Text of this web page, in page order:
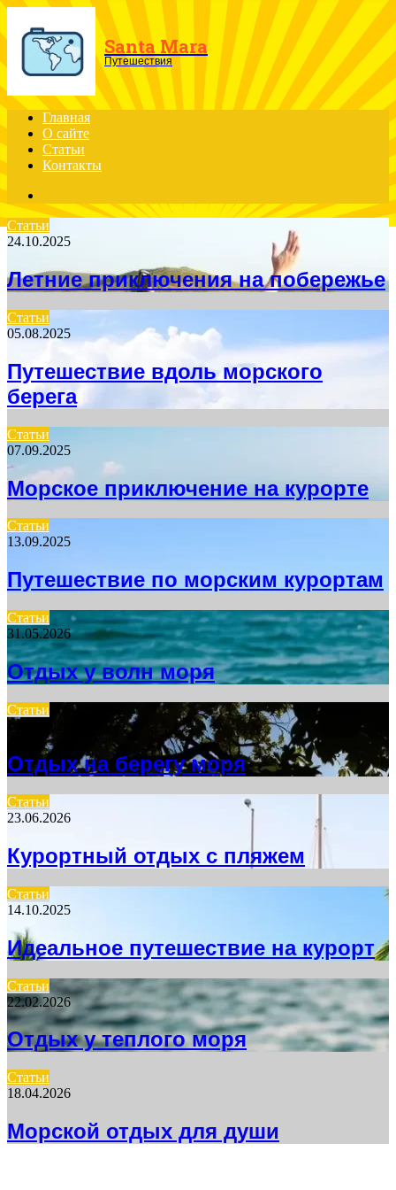
Menu
Santa Mara
Путешествия
Главная
О сайте
Статьи
Контакты
for
Статьи
24.10.2025
Летние приключения на побережье
Статьи
05.08.2025
Путешествие вдоль морского
берега
Статьи
07.09.2025
Морское приключение на курорте
Статьи
13.09.2025
Путешествие по морским курортам
Статьи
31.05.2026
Отдых у волн моря
Статьи
12.07.2026
Отдых на берегу моря
Статьи
23.06.2026
Курортный отдых с пляжем
Статьи
14.10.2025
Идеальное путешествие на курорт
Статьи
22.02.2026
Отдых у теплого моря
Статьи
18.04.2026
Морской отдых для души